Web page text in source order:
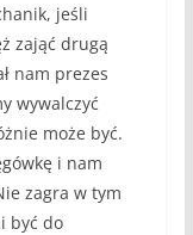
jeśli
zająć drugą
nam prezes
wywalczyć
może być.
i nam
zagra w tym
być do